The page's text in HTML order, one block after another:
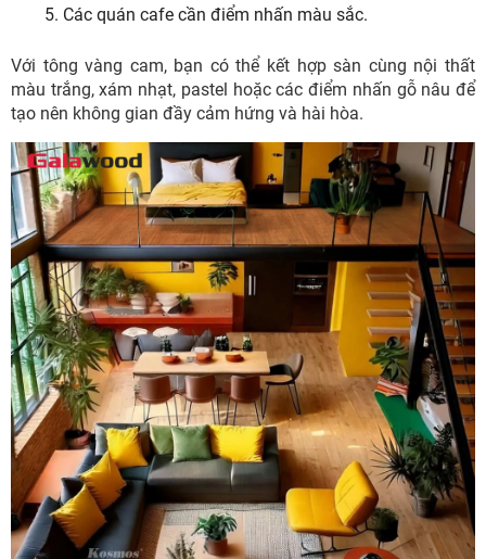
Các quán cafe cần điểm nhấn màu sắc.
Với tông vàng cam, bạn có thể kết hợp sàn cùng nội thất
màu trắng, xám nhạt, pastel hoặc các điểm nhấn gỗ nâu để
tạo nên không gian đầy cảm hứng và hài hòa.